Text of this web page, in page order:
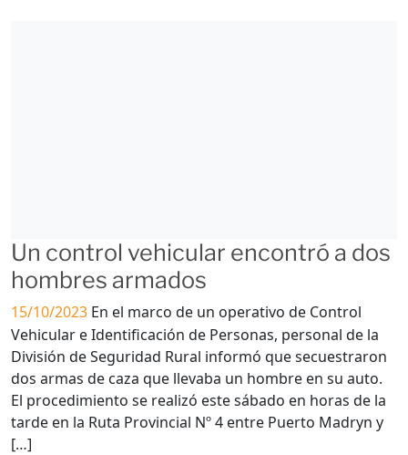
Un control vehicular encontró a dos
hombres armados
15/10/2023 En el marco de un operativo de Control
Vehicular e Identificación de Personas, personal de la
División de Seguridad Rural informó que secuestraron
dos armas de caza que llevaba un hombre en su auto.
El procedimiento se realizó este sábado en horas de la
tarde en la Ruta Provincial Nº 4 entre Puerto Madryn y
[…]